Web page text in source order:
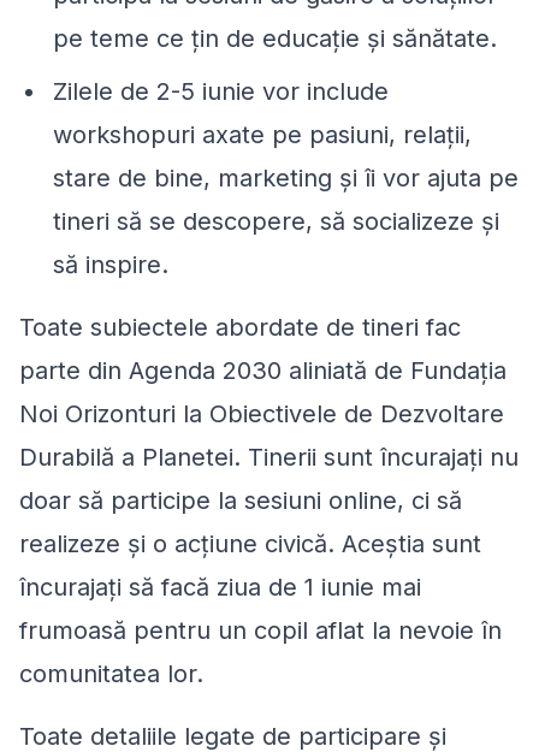
pe teme ce țin de educație și sănătate.
Zilele de 2-5 iunie vor include
workshopuri axate pe pasiuni, relații,
stare de bine, marketing și îi vor ajuta pe
tineri să se descopere, să socializeze și
să inspire.
Toate subiectele abordate de tineri fac
parte din Agenda 2030 aliniată de Fundația
Noi Orizonturi la Obiectivele de Dezvoltare
Durabilă a Planetei. Tinerii sunt încurajați nu
doar să participe la sesiuni online, ci să
realizeze și o acțiune civică. Aceștia sunt
încurajați să facă ziua de 1 iunie mai
frumoasă pentru un copil aflat la nevoie în
comunitatea lor.
Toate detaliile legate de participare și